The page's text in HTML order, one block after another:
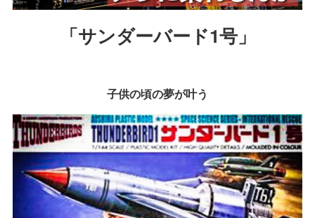
「サンダーバード1号」
子供の頃の夢が叶う